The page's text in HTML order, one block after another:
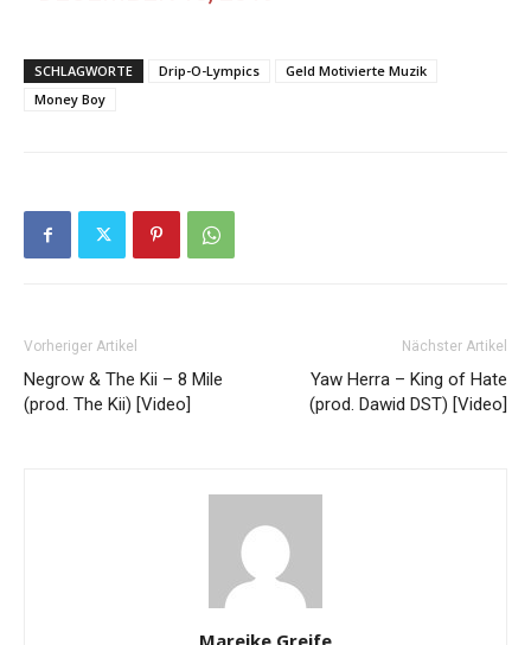
SCHLAGWORTE Drip-O-Lympics
Geld Motivierte Muzik
Money Boy
Vorheriger Artikel
Negrow & The Kii – 8 Mile
(prod. The Kii) [Video]
Nächster Artikel
Yaw Herra – King of Hate
(prod. Dawid DST) [Video]
Mareike Greife